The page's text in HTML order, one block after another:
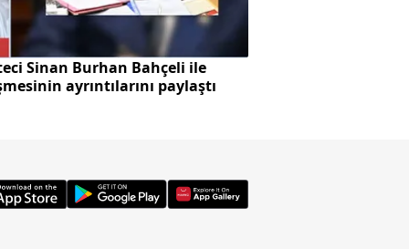
Sinan Burhan Bahçeli ile
ayrıntılarını paylaştı